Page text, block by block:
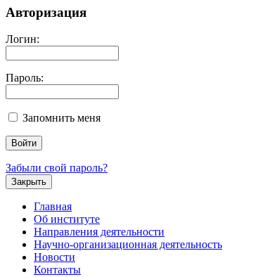
Авторизация
Логин:
Пароль:
Запомнить меня
Забыли свой пароль?
Закрыть
Главная
Об институте
Направления деятельности
Научно-организационная деятельность
Новости
Контакты